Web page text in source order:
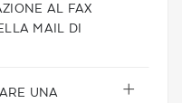
AL FAX
MAIL DI
UNA